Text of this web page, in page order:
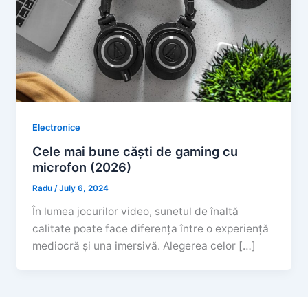
Electronice
Cele mai bune căști de gaming cu
microfon (2026)
Radu/July 6, 2024
În lumea jocurilor video, sunetul de înaltă
calitate poate face diferența între o experiență
mediocră și una imersivă. Alegerea celor […]